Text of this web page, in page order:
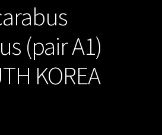
(pair A1)
KOREA